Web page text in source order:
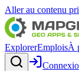
Aller au contenu
ExplorerEmploisÀ